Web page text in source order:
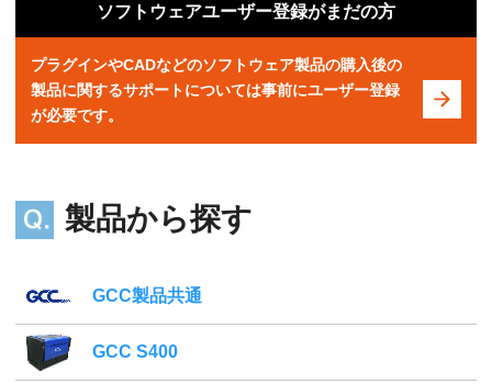
ソフトウェアユーザー登録がまだの方
プラグインやCADなどのソフトウェア製品の購入後の
製品に関するサポートについては事前にユーザー登録
が必要です。
製品から探す
GCC製品共通
GCC S400